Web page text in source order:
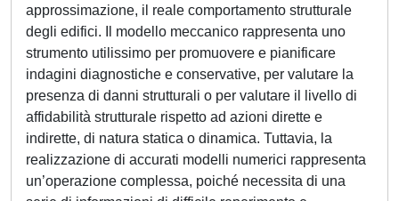
approssimazione, il reale comportamento strutturale
degli edifici. Il modello meccanico rappresenta uno
strumento utilissimo per promuovere e pianificare
indagini diagnostiche e conservative, per valutare la
presenza di danni strutturali o per valutare il livello di
affidabilità strutturale rispetto ad azioni dirette e
indirette, di natura statica o dinamica. Tuttavia, la
realizzazione di accurati modelli numerici rappresenta
un’operazione complessa, poiché necessita di una